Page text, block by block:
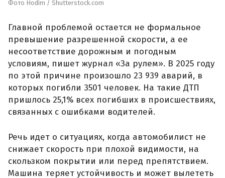
Фото Hodim / Shutterstock.com
Главной проблемой остается не формальное
превышение разрешенной скорости, а ее
несоответствие дорожным и погодным
условиям, пишет журнал «За рулем». В 2025 году
по этой причине произошло 23 939 аварий, в
которых погибли 3501 человек. На такие ДТП
пришлось 25,1% всех погибших в происшествиях,
связанных с ошибками водителей.
Речь идет о ситуациях, когда автомобилист не
снижает скорость при плохой видимости, на
скользком покрытии или перед препятствием.
Машина теряет устойчивость и может вылететь